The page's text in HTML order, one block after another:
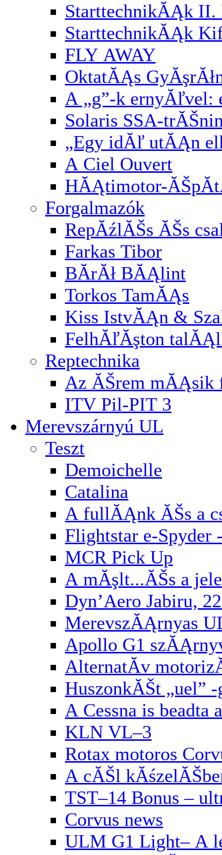
StarttechnikĂĄk II.
StarttechnikĂĄk
FLY AWAY
OktatĂĄs
A „g”-k ernyĂľvel:
Solaris SSA-
„Egy idĂľ utĂĄn
A Ciel Ouvert
HĂĄtimotor-
Forgalmazók
RepĂźlĂŠs ĂŠs
Farkas Tibor
BĂ­rĂł BĂĄlint
Torkos TamĂĄs
Kiss IstvĂĄn &
FelhĂľĂşton
Reptechnika
Az ĂŠrem mĂĄsik
ITV Pil-PIT 3
Merevszárnyú UL
Teszt
Demoichelle
Catalina
A fullĂĄnk ĂŠs a
Flightstar e-Spyder
MCR Pick Up
A mĂşlt...ĂŠs a
Dyn’Aero Jabiru,
MerevszĂĄrnyas
Apollo G1
AlternatĂ­v
HuszonkĂŠt „uel”
A Cessna is beadta
KLN VL–3
Rotax motoros
A cĂŠl
TST–14 Bonus –
Corvus news
ULM G1 Light– A